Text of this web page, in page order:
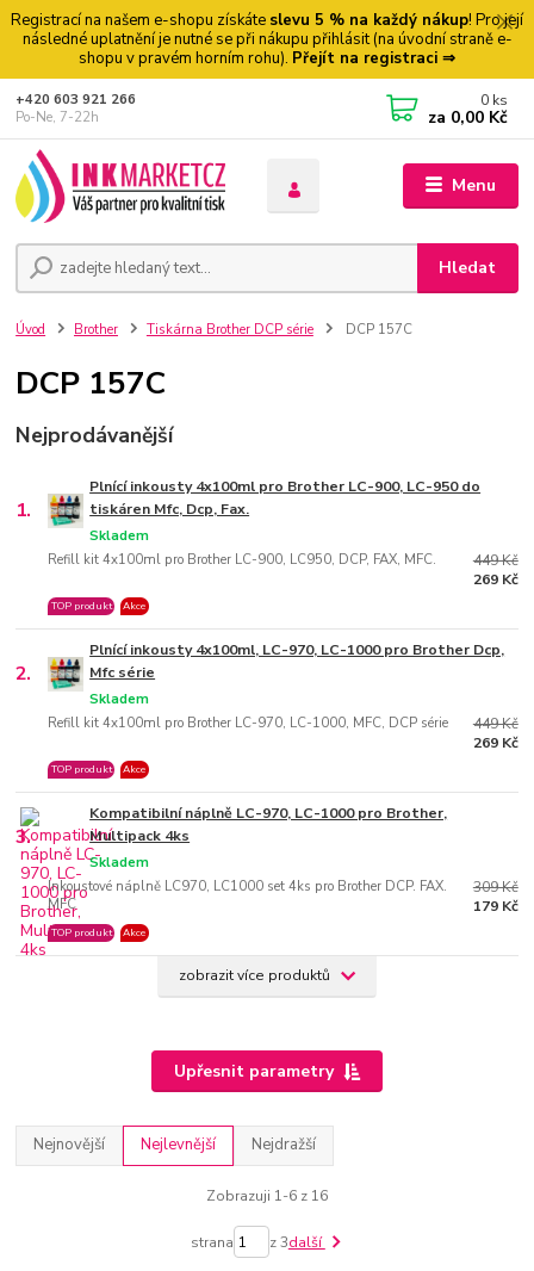
Registrací na našem e-shopu získáte slevu 5 % na každý nákup! Pro její
následné uplatnění je nutné se při nákupu přihlásit (na úvodní straně e-
shopu v pravém horním rohu). Přejít na registraci ⇒
Menu
Hledat
+420 603 921 266
Po-Ne, 7-22h
0 ks
za 0,00 Kč
Úvod Brother Tiskárna Brother DCP série DCP 157C
DCP 157C
Nejprodávanější
1.
Plnící inkousty 4x100ml pro Brother LC-900, LC-950 do
tiskáren Mfc, Dcp, Fax.
Refill kit 4x100ml pro Brother LC-900, LC950, DCP, FAX, MFC.
Skladem
TOP produkt Akce
449 Kč
269 Kč
2.
Plnící inkousty 4x100ml, LC-970, LC-1000 pro Brother Dcp,
Mfc série
Refill kit 4x100ml pro Brother LC-970, LC-1000, MFC, DCP série
Skladem
TOP produkt Akce
449 Kč
269 Kč
3.
Kompatibilní náplně LC-970, LC-1000 pro Brother,
Multipack 4ks
Inkoustové náplně LC970, LC1000 set 4ks pro Brother DCP. FAX.
MFC
Skladem
TOP produkt Akce
309 Kč
179 Kč
zobrazit více produktů
Upřesnit parametry
Nejnovější Nejlevnější Nejdražší
Zobrazuji 1-6 z 16
strana z 3další